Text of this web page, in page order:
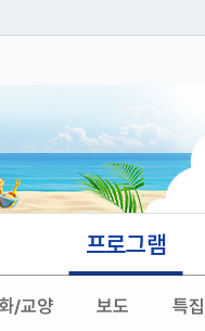
주소를 확인해 보세요
프로그램
/교양 보도 특집